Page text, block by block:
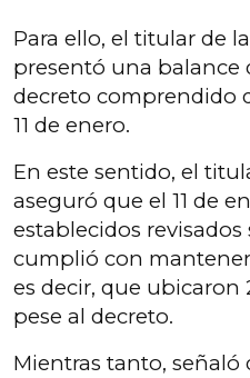
Para ello, el titular de
presentó una
decreto comprendido
11 de enero.
En este sentido, el
aseguró que el 11 de
establecidos
cumplió con mantener
es decir, que ubicaron
pese al decreto.
Mientras tanto, señaló